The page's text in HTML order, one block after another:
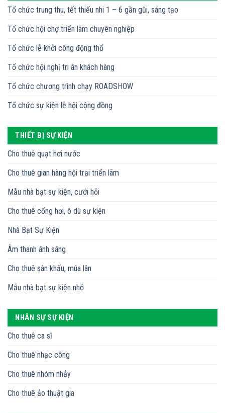
Tổ chức trung thu, tết thiếu nhi 1 – 6 gần gũi, sáng tạo
Tổ chức hội chợ triển lãm chuyên nghiệp
Tổ chức lễ khởi công động thổ
Tổ chức hội nghị tri ân khách hàng
Tổ chức chương trình chạy ROADSHOW
Tổ chức sự kiện lễ hội cộng đồng
THIẾT BỊ SỰ KIỆN
Cho thuê quạt hơi nước
Cho thuê gian hàng hội trại triển lãm
Mẫu nhà bạt sự kiện, cưới hỏi
Cho thuê cổng hơi, ô dù sự kiện
Nhà Bạt Sự Kiện
Âm thanh ánh sáng
Cho thuê sân khấu, múa lân
Mẫu nhà bạt sự kiện nhỏ
NHÂN SỰ SỰ KIỆN
Cho thuê ca sĩ
Cho thuê nhạc công
Cho thuê nhóm nhảy
Cho thuê ảo thuật gia